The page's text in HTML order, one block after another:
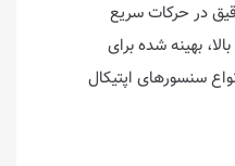
در حرکات سریع
بهینه‌ شده برای
سنسورهای اپتیکال